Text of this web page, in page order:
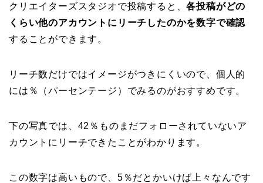
クリエイターズスタジオで投稿すると、各投稿がどの
くらい他のアカウントにリーチしたのかを数字で確認
することができます。
リーチ数だけではイメージがつきにくいので、個人的
には％（パーセンテージ）でみるのがおすすめです。
下の写真では、42％ものまだフォローされていないア
カウントにリーチできたことがわかります。
この数字は高いもので、5％だとかいけば上々なんです